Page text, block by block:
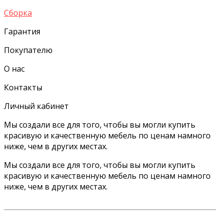
Сборка
Гарантия
Покупателю
О нас
Контакты
Личный кабинет
Мы создали все для того, чтобы вы могли купить
красивую и качественную мебель по ценам намного
ниже, чем в других местах.
Мы создали все для того, чтобы вы могли купить
красивую и качественную мебель по ценам намного
ниже, чем в других местах.